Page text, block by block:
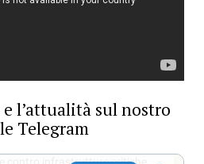
l’attualità sul nostro
Telegram